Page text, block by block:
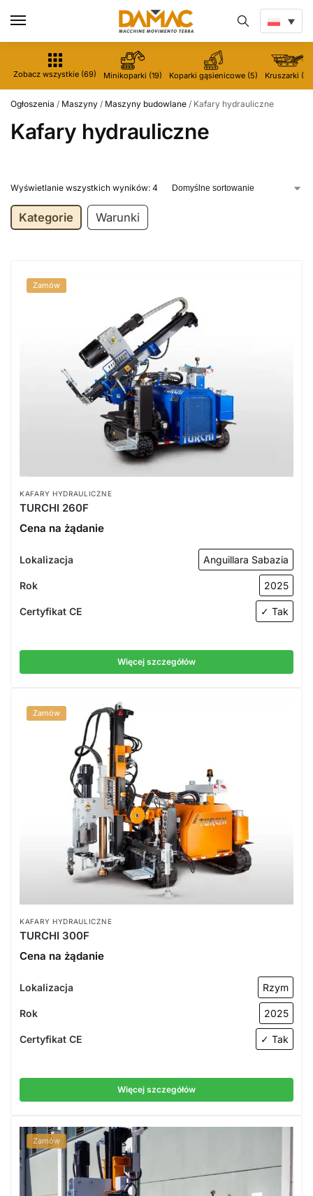
Zobacz wszystkie (69) Minikoparki (19) Koparki gąsienicowe (5) Kruszarki (5)
Ogłoszenia / Maszyny / Maszyny budowlane / Kafary hydrauliczne
Kafary hydrauliczne
Wyświetlanie wszystkich wyników: 4
Kategorie Warunki
Zamów
KAFARY HYDRAULICZNE
TURCHI 260F
Cena na żądanie
Lokalizacja Anguillara Sabazia
Rok 2025
Certyfikat CE ✓ Tak
Więcej szczegółów
Zamów
KAFARY HYDRAULICZNE
TURCHI 300F
Cena na żądanie
Lokalizacja Rzym
Rok 2025
Certyfikat CE ✓ Tak
Więcej szczegółów
Zamów